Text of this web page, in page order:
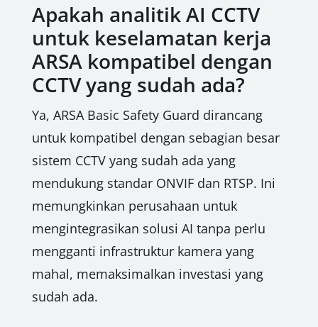
Apakah analitik AI CCTV
untuk keselamatan kerja
ARSA kompatibel dengan
CCTV yang sudah ada?
Ya, ARSA Basic Safety Guard dirancang
untuk kompatibel dengan sebagian besar
sistem CCTV yang sudah ada yang
mendukung standar ONVIF dan RTSP. Ini
memungkinkan perusahaan untuk
mengintegrasikan solusi AI tanpa perlu
mengganti infrastruktur kamera yang
mahal, memaksimalkan investasi yang
sudah ada.